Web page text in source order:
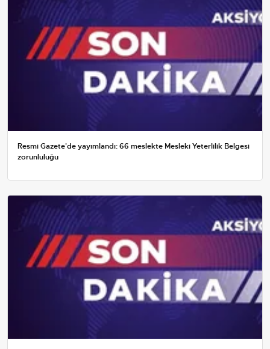
Resmi Gazete'de yayımlandı: 66 meslekte Mesleki Yeterlilik Belgesi
zorunluluğu